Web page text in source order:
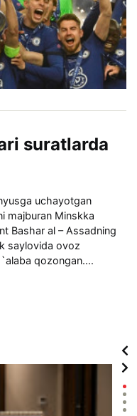
suratlarda
uchayotgan
majburan Minskka
Bashar al – Assadning
saylovida ovoz
qozongan....